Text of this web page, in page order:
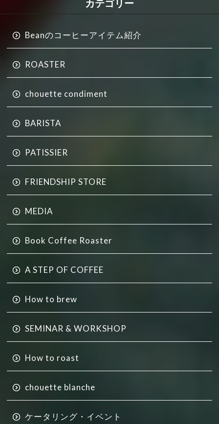
カテゴリー
Beanのコーヒーアイテム紹介
ROASTER
chouette condiment
BARISTA
PATISSIER
FRIENDSHIP STORE
MEDIA
Book Coffee Roaster
A STEP OF COFFEE
How to brew
SEMINAR & WORKSHOP
How to roast
chouette blanche
ケータリング・イベント